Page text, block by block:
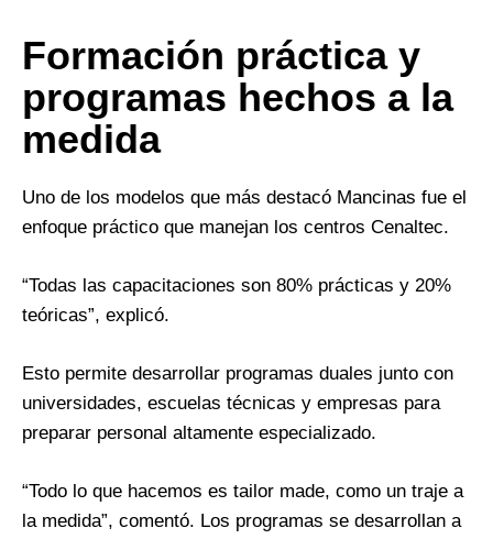
Formación práctica y
programas hechos a la
medida
Uno de los modelos que más destacó Mancinas fue el
enfoque práctico que manejan los centros Cenaltec.
“Todas las capacitaciones son 80% prácticas y 20%
teóricas”, explicó.
Esto permite desarrollar programas duales junto con
universidades, escuelas técnicas y empresas para
preparar personal altamente especializado.
“Todo lo que hacemos es tailor made, como un traje a
la medida”, comentó. Los programas se desarrollan a